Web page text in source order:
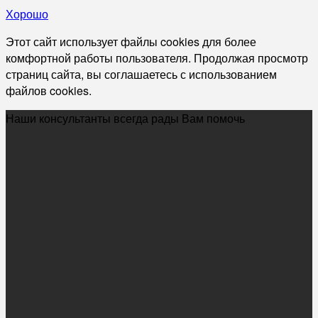
Хорошо
Этот сайт использует файлы cookies для более
комфортной работы пользователя. Продолжая просмотр
страниц сайта, вы соглашаетесь с использованием
файлов cookies.
Наши консультанты всегда рады Вам помочь